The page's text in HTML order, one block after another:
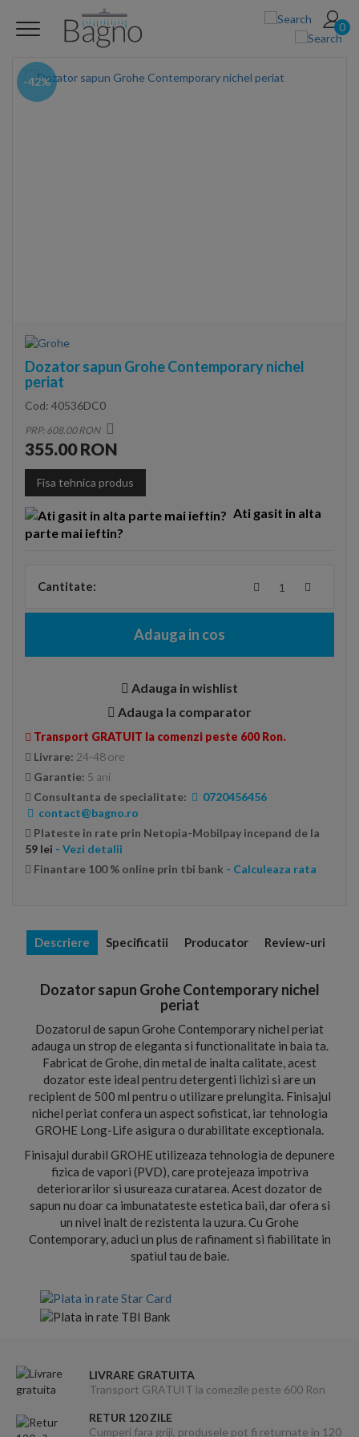
0
-42%
Dozator sapun Grohe Contemporary nichel
periat
Cod: 40536DC0
PRP: 608.00 RON
355.00 RON
Fisa tehnica produs
Ati gasit in alta
parte mai ieftin?
Cantitate:
Adauga in cos
Adauga in wishlist
Adauga la comparator
Transport GRATUIT la comenzi peste 600 Ron.
Livrare: 24-48 ore
Garantie: 5 ani
Consultanta de specialitate:
0720456456
contact@bagno.ro
Plateste in rate prin Netopia-Mobilpay incepand de la
59 lei - Vezi detalii
Finantare 100 % online prin tbi bank - Calculeaza rata
Descriere Specificatii Producator Review-uri
Dozator sapun Grohe Contemporary nichel
periat
Dozatorul de sapun Grohe Contemporary nichel periat
adauga un strop de eleganta si functionalitate in baia ta.
Fabricat de Grohe, din metal de inalta calitate, acest
dozator este ideal pentru detergenti lichizi si are un
recipient de 500 ml pentru o utilizare prelungita. Finisajul
nichel periat confera un aspect sofisticat, iar tehnologia
GROHE Long-Life asigura o durabilitate exceptionala.
Finisajul durabil GROHE utilizeaza tehnologia de depunere
fizica de vapori (PVD), care protejeaza impotriva
deteriorarilor si usureaza curatarea. Acest dozator de
sapun nu doar ca imbunatateste estetica baii, dar ofera si
un nivel inalt de rezistenta la uzura. Cu Grohe
Contemporary, aduci un plus de rafinament si fiabilitate in
spatiul tau de baie.
LIVRARE GRATUITA
Transport GRATUIT la comezile peste 600 Ron
RETUR 120 ZILE
Cumperi fara griji, produsele pot fi returnate in 120